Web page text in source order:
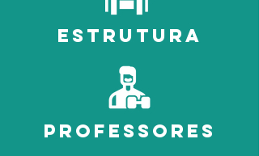
estrutura
professores